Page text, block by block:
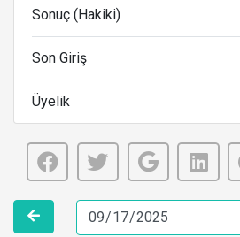
Sonuç (Hakiki)
Son Giriş
Üyelik